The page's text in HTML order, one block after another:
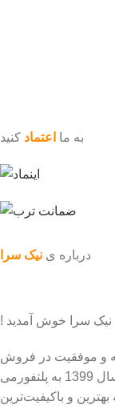
درباره ی نیک سرا
نیک سرا خوش آمدید !
و موفقیت در فروش
محصولات در مارکت‌پلیس‌ها، از اواسط سال 1399 به پلتفورمی
و باکیفیت‌ترین
ما اعتماد کنید